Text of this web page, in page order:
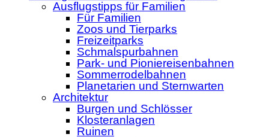
Ausflugstipps für Familien
Für Familien
Zoos und Tierparks
Freizeitparks
Schmalspurbahnen
Park- und Pioniereisenbahnen
Sommerrodelbahnen
Planetarien und Sternwarten
Architektur
Burgen und Schlösser
Klosteranlagen
Ruinen